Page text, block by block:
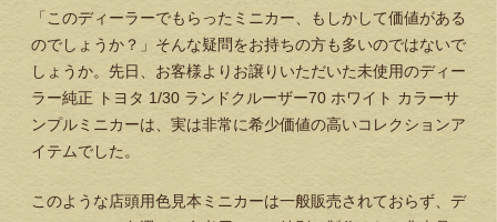
「このディーラーでもらったミニカー、もしかして価値がある
のでしょうか？」そんな疑問をお持ちの方も多いのではないで
しょうか。先日、お客様よりお譲りいただいた未使用のディー
ラー純正 トヨタ 1/30 ランドクルーザー70 ホワイト カラーサ
ンプルミニカーは、実は非常に希少価値の高いコレクションア
イテムでした。
このような店頭用色見本ミニカーは一般販売されておらず、デ